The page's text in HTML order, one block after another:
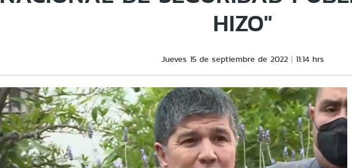
HIZO"
Jueves 15 de septiembre de 2022 11:14 hrs